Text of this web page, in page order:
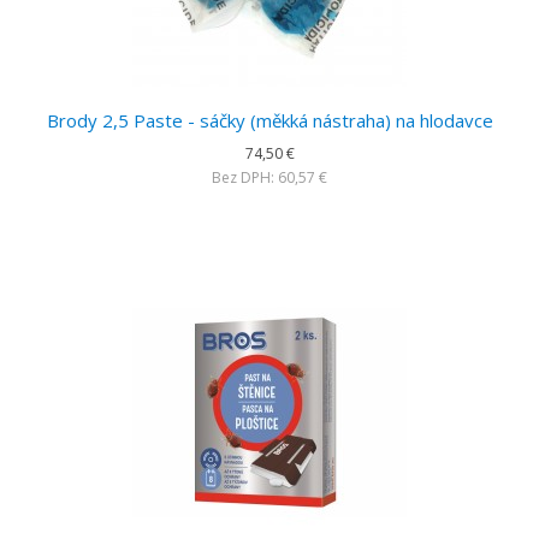
Brody 2,5 Paste - sáčky (měkká nástraha) na hlodavce
74,50 €
Bez DPH: 60,57 €